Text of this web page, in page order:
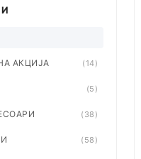
АКЦИЈА (14)
(5)
(38)
(58)